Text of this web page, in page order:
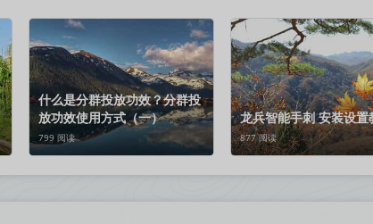
什么是分群投放功效？分群投
放功效使用方式（一）
799 阅读
龙兵智能手刺 安装设置
877 阅读